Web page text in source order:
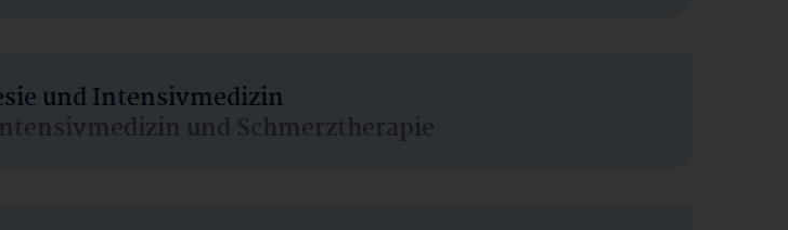
und Intensivmedizin
und Schmerztherapie